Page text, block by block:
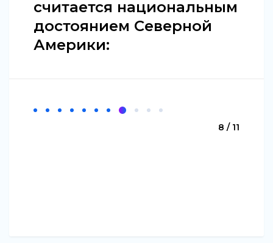
считается национальным
достоянием Северной
Америки:
8 / 11